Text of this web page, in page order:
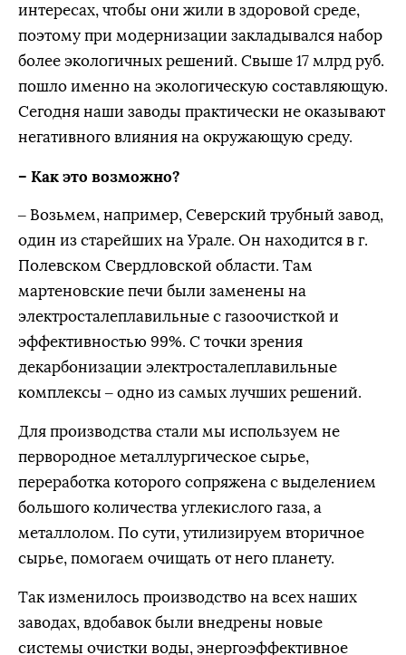
интересах, чтобы они жили в здоровой среде,
поэтому при модернизации закладывался набор
более экологичных решений. Свыше 17 млрд руб.
пошло именно на экологическую составляющую.
Сегодня наши заводы практически не оказывают
негативного влияния на окружающую среду.
– Как это возможно?
– Возьмем, например, Северский трубный завод,
один из старейших на Урале. Он находится в г.
Полевском Свердловской области. Там
мартеновские печи были заменены на
электросталеплавильные с газоочисткой и
эффективностью 99%. С точки зрения
декарбонизации электросталеплавильные
комплексы – одно из самых лучших решений.
Для производства стали мы используем не
первородное металлургическое сырье,
переработка которого сопряжена с выделением
большого количества углекислого газа, а
металлолом. По сути, утилизируем вторичное
сырье, помогаем очищать от него планету.
Так изменилось производство на всех наших
заводах, вдобавок были внедрены новые
системы очистки воды, энергоэффективное